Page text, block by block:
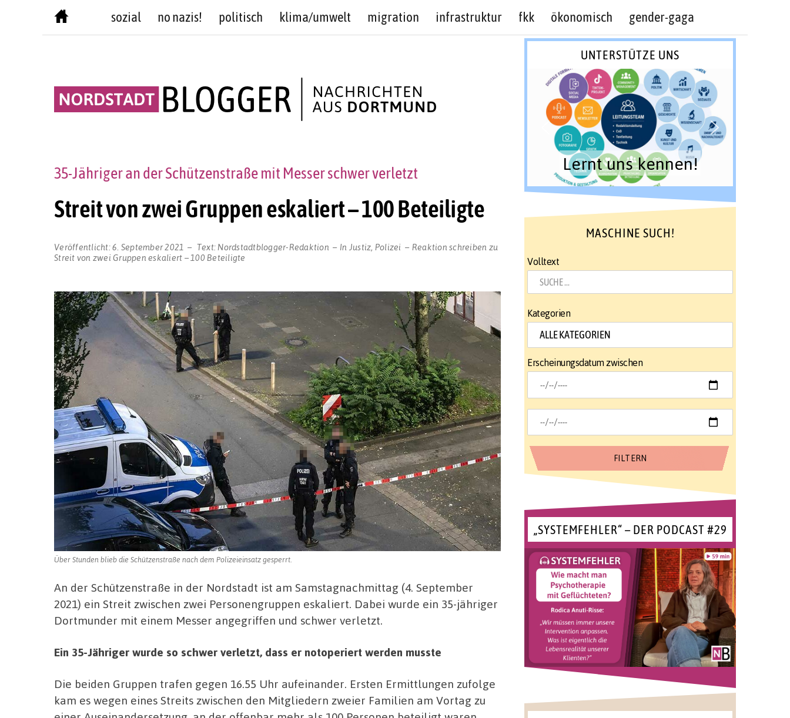
sozial no nazis! politisch klima/umwelt migration infrastruktur fkk ökonomisch gender-gaga
Streit von zwei Gruppen eskaliert – 100 Beteiligte
35-Jähriger an der Schützenstraße mit Messer schwer verletzt
Veröffentlicht:6. September 2021 Text: Nordstadtblogger-Redaktion In Justiz Polizei Reaktion schreiben zu
Streit von zwei Gruppen eskaliert – 100 Beteiligte
Über Stunden blieb die Schützenstraße nach dem Polizeieinsatz gesperrt.
An der Schützenstraße in der Nordstadt ist am Samstagnachmittag (4. September
2021) ein Streit zwischen zwei Personengruppen eskaliert. Dabei wurde ein 35-jähriger
Dortmunder mit einem Messer angegriffen und schwer verletzt.
Ein 35-Jähriger wurde so schwer verletzt, dass er notoperiert werden musste
Die beiden Gruppen trafen gegen 16.55 Uhr aufeinander. Ersten Ermittlungen zufolge
kam es wegen eines Streits zwischen den Mitgliedern zweier Familien am Vortag zu
UNTERSTÜTZE UNS
Lernt uns kennen!
MASCHINE SUCH!
Volltext
Kategorien
Erscheinungsdatum zwischen
„SYSTEMFEHLER“ – DER PODCAST #29